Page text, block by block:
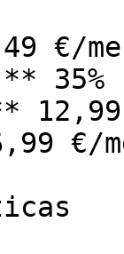
€/
€/